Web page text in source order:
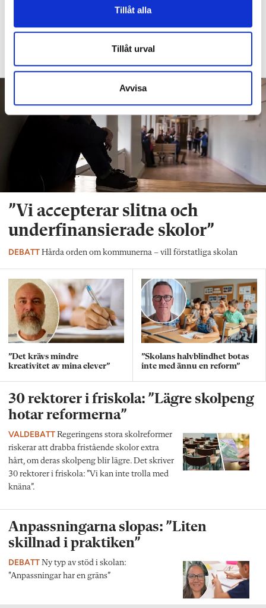
Tillåt alla
Tillåt urval
Avvisa
etiketter på barn”
DEBATTSå arbetar läraren för social och
”Vi accepterar slitna och
underfinansierade skolor”
DEBATT Hårda orden om kommunerna – vill förstatliga skolan
”Det krävs mindre
kreativitet av mina elever”
”Skolans halvblindhet botas
inte med ännu en reform”
30 rektorer i friskola: ”Lägre skolpeng
hotar reformerna”
VALDEBATT Regeringens stora skolreformer
riskerar att drabba fristående skolor extra
hårt, om deras skolpeng blir lägre. Det skriver
30 rektorer i friskola: ”Vi kan inte trolla med
knäna”.
Anpassningarna slopas: ”Liten
skillnad i praktiken”
DEBATT Ny typ av stöd i skolan:
"Anpassningar har en gräns”